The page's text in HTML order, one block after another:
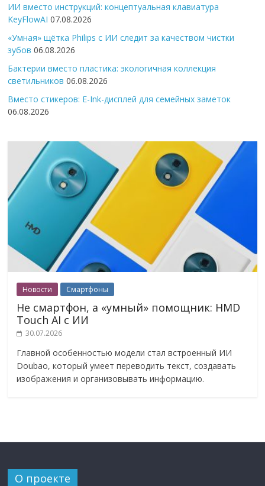
ИИ вместо инструкций: концептуальная клавиатура
KeyFlowAI 07.08.2026
«Умная» щётка Philips с ИИ следит за качеством чистки
зубов 06.08.2026
Бактерии вместо пластика: экологичная коллекция
светильников 06.08.2026
Вместо стикеров: E-Ink-дисплей для семейных заметок
06.08.2026
Новости Смартфоны
Не смартфон, а «умный» помощник: HMD
Touch AI с ИИ
30.07.2026
Главной особенностью модели стал встроенный ИИ
Doubao, который умеет переводить текст, создавать
изображения и организовывать информацию.
О проекте